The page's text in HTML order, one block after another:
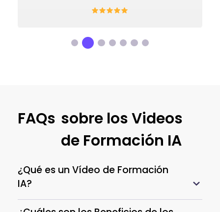
FAQs sobre los Videos
de Formación IA
¿Qué es un Vídeo de Formación
IA?